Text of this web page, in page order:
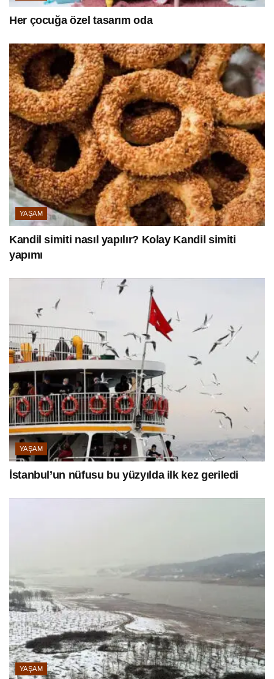
Her çocuğa özel tasarım oda
YAŞAM
Kandil simiti nasıl yapılır? Kolay Kandil simiti
yapımı
YAŞAM
İstanbul’un nüfusu bu yüzyılda ilk kez geriledi
YAŞAM